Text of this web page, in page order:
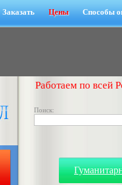
Заказать Цены Способы
Работаем по всей
Поиск: